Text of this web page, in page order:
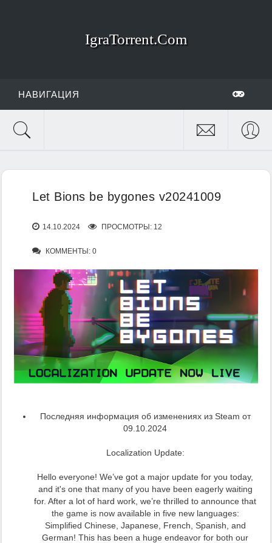
IgraTorrent.Com
НАВИГАЦИЯ
Let Bions be bygones v20241009
14.10.2024 ПРОСМОТРЫ: 12
КОММЕНТЫ: 0
Последняя информация об изменениях из Steam от
09.10.2024
Localization Update:
Hello everyone! We’ve got a major update for you today,
and it's one that many of you have been eagerly waiting
for. After a lot of hard work, we’re thrilled to announce that
the game is now available in five new languages:
Simplified Chinese, Japanese, French, Spanish, and
German! This has been a huge endeavor for both our